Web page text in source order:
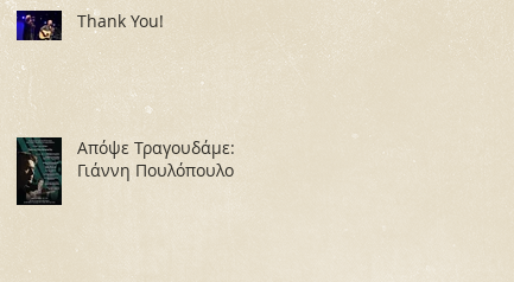
Thank You!
Απόψε Τραγουδάμε:
Γιάννη Πουλόπουλο